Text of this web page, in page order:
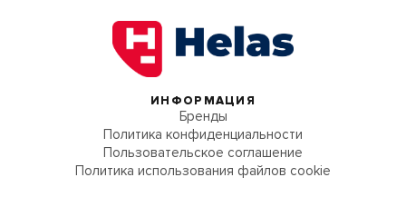
ИНФОРМАЦИЯ
Бренды
Политика конфиденциальности
Пользовательское соглашение
Политика использования файлов cookie